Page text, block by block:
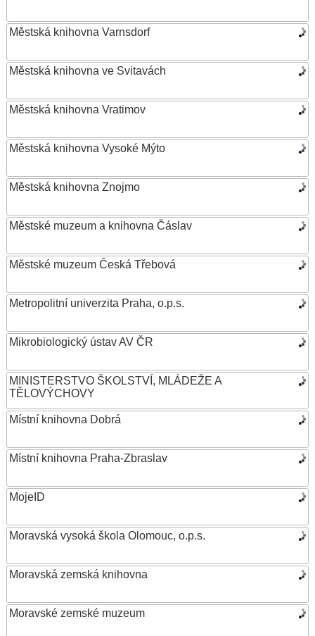
Městská knihovna Varnsdorf
Městská knihovna ve Svitavách
Městská knihovna Vratimov
Městská knihovna Vysoké Mýto
Městská knihovna Znojmo
Městské muzeum a knihovna Čáslav
Městské muzeum Česká Třebová
Metropolitní univerzita Praha, o.p.s.
Mikrobiologický ústav AV ČR
MINISTERSTVO ŠKOLSTVÍ, MLÁDEŽE A
TĚLOVÝCHOVY
Místní knihovna Dobrá
Místní knihovna Praha-Zbraslav
MojeID
Moravská vysoká škola Olomouc, o.p.s.
Moravská zemská knihovna
Moravské zemské muzeum